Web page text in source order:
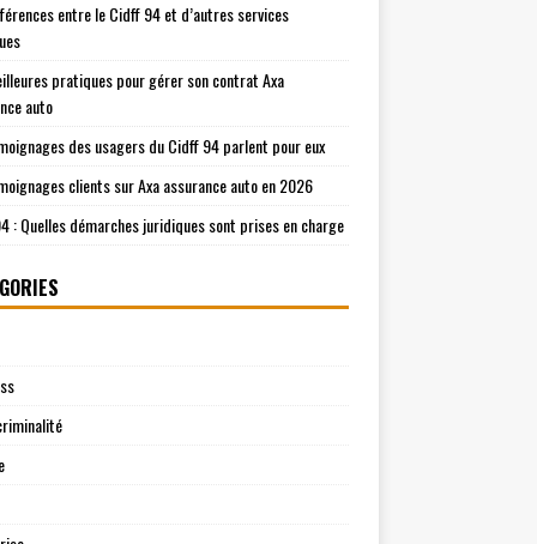
entre le Cidff 94 et d’autres services
pratiques pour gérer son contrat Axa
auto
des usagers du Cidff 94 parlent pour eux
clients sur Axa assurance auto en 2026
: Quelles démarches juridiques sont prises en charge